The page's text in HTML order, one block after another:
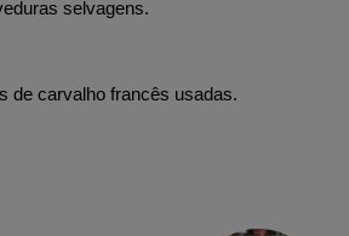
selvagens.
de carvalho francês usadas.